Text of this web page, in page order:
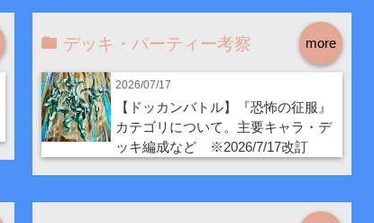
more
デッキ・パーティー考察
2026/07/17
【ドッカンバトル】『恐怖の征服』
カテゴリについて。主要キャラ・デ
ッキ編成など ※2026/7/17改訂